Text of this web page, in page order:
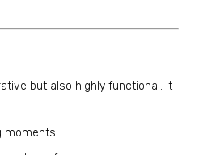
but also highly functional. It
moments